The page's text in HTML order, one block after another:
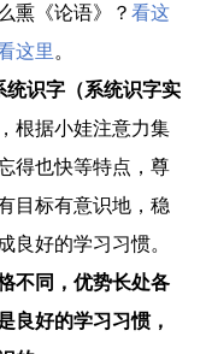
熏《论语》？ 看这
这里。
识字（系统识字实
根据小娃注意力集
得也快等特点，尊
目标有意识地，稳
良好的学习习惯。
不同，优势长处各
良好的学习习惯，